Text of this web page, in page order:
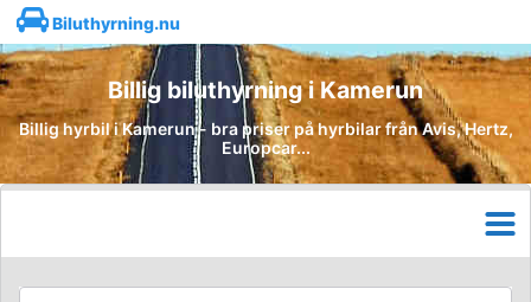
Biluthyrning.nu
Billig biluthyrning i Kamerun
Billig hyrbil i Kamerun - bra priser på hyrbilar från Avis, Hertz,
Europcar...